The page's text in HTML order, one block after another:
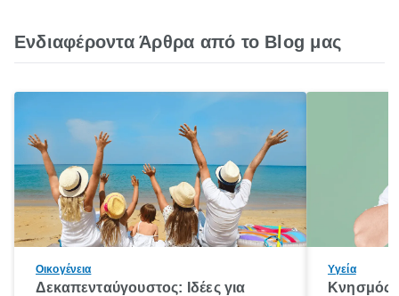
Ενδιαφέροντα Άρθρα από το Blog μας
Οικογένεια
Δεκαπενταύγουστος: Ιδέες για
Υγεία
Κνησμός: